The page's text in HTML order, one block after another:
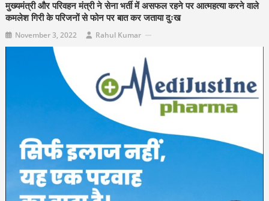
मुख्यमंत्री और परिवहन मंत्री ने सेना भर्ती में असफल रहने पर आत्महत्या करने वाले
कमलेश गिरी के परिजनों से फोन पर बात कर जताया दुःख
November 3, 2022 Rahul Kumar